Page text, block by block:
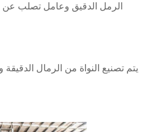
الرمل الدقيق وعامل تصلب
يتم تصنيع النواة من الرمال